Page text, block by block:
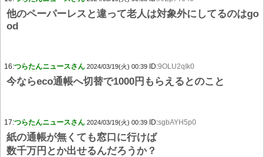
他のペーパーレスと違って老人は対象外にしてるのはgo
od
16:つらたんニュースさん 2024/03/19(火) 00:39 ID:9OLU2qIk0
今ならeco通帳へ切替で1000円もらえるとのこと
17:つらたんニュースさん 2024/03/19(火) 00:39 ID:sgbAYH5p0
紙の通帳が無くても窓口に行けば
数千万円とか出せるんだろうか？